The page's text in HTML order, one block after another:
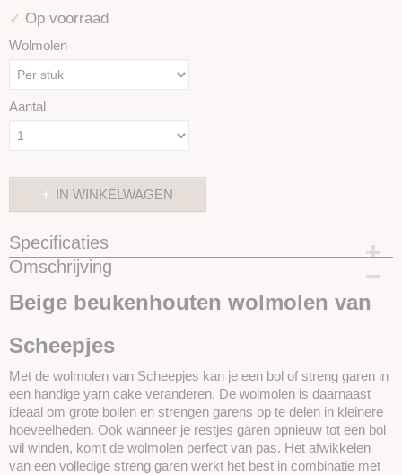
✓ Op voorraad
Wolmolen
Aantal
IN WINKELWAGEN
Specificaties
Productcode
Omschrijving
Beige beukenhouten wolmolen van
Scheepjes
Met de wolmolen van Scheepjes kan je een bol of streng garen in
een handige yarn cake veranderen. De wolmolen is daarnaast
ideaal om grote bollen en strengen garens op te delen in kleinere
hoeveelheden. Ook wanneer je restjes garen opnieuw tot een bol
wil winden, komt de wolmolen perfect van pas. Het afwikkelen
van een volledige streng garen werkt het best in combinatie met